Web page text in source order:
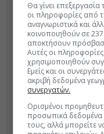
Θα γίνει
οι πληροφορίες από
αναγνωριστικά και
κοινοποιηθούν σε
αποκτήσουν
Αυτές οι
χρησιμοποιηθούν
Εμείς και οι
ακριβή δεδομένα
συνεργατών.
Ορισμένοι
προσωπικά δεδομένα
τους, αλλά μπορείτε